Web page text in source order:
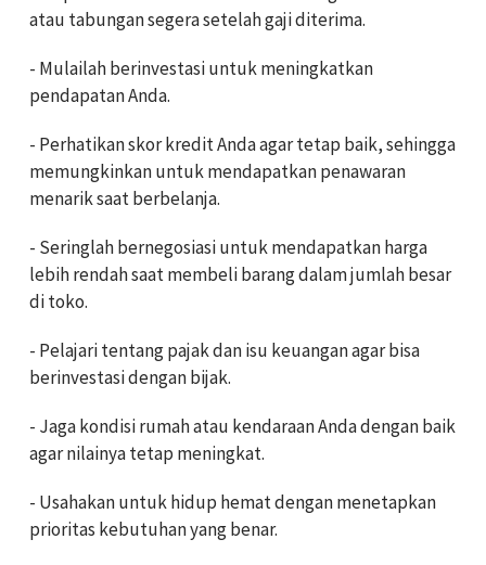
atau tabungan segera setelah gaji diterima.
- Mulailah berinvestasi untuk meningkatkan
pendapatan Anda.
- Perhatikan skor kredit Anda agar tetap baik, sehingga
memungkinkan untuk mendapatkan penawaran
menarik saat berbelanja.
- Seringlah bernegosiasi untuk mendapatkan harga
lebih rendah saat membeli barang dalam jumlah besar
di toko.
- Pelajari tentang pajak dan isu keuangan agar bisa
berinvestasi dengan bijak.
- Jaga kondisi rumah atau kendaraan Anda dengan baik
agar nilainya tetap meningkat.
- Usahakan untuk hidup hemat dengan menetapkan
prioritas kebutuhan yang benar.